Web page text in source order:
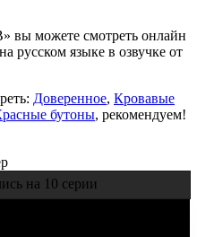
вы можете смотреть онлайн
русском языке в озвучке от
Доверенное, Кровавые
бутоны, рекомендуем!
на 10 серии